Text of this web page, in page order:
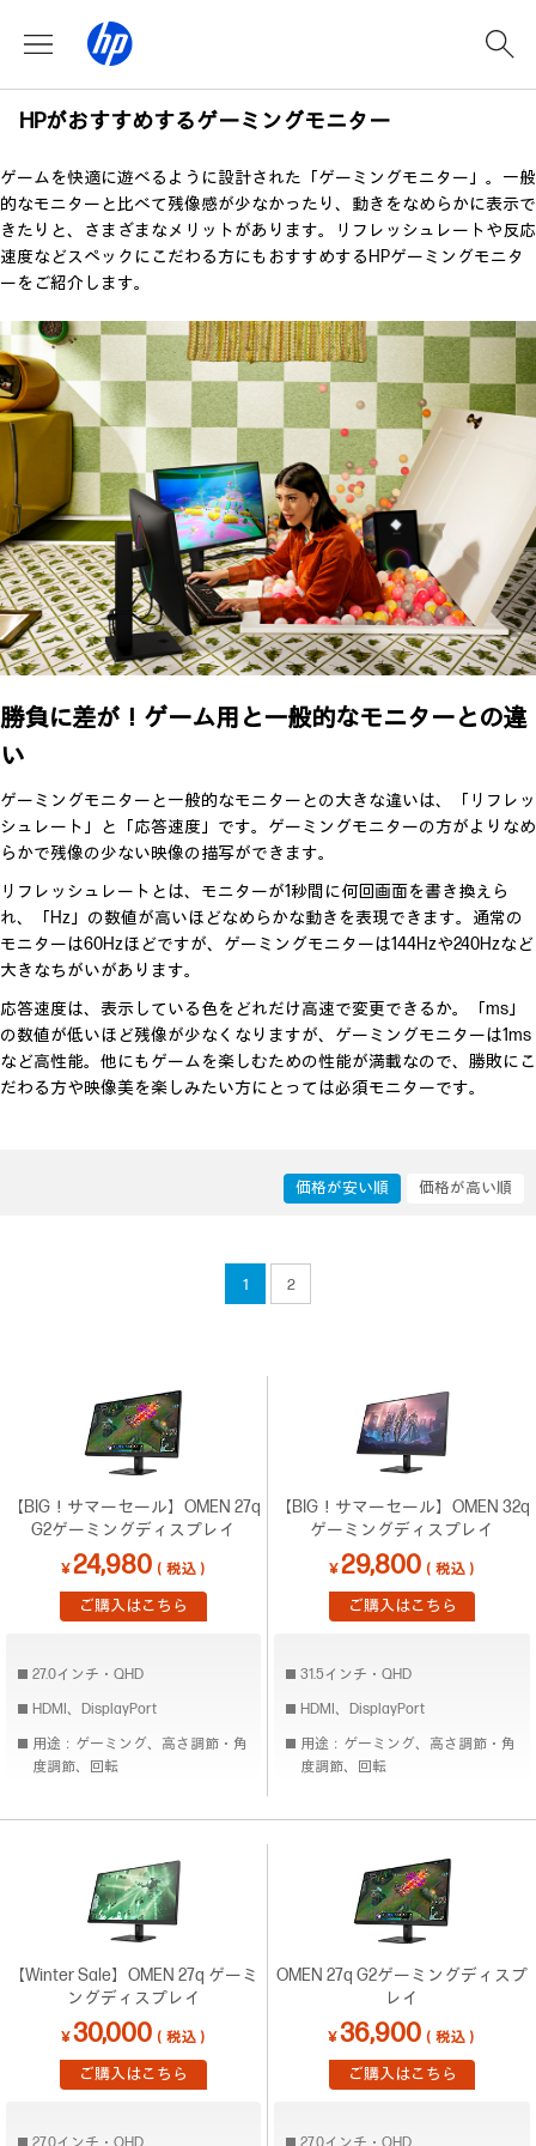
HPがおすすめするゲーミングモニター
ゲームを快適に遊べるように設計された「ゲーミングモニター」。一般
的なモニターと比べて残像感が少なかったり、動きをなめらかに表示で
きたりと、​さまざまなメリットがあります。リフレッシュレートや反応
速度などスペックにこだわる方にもおすすめするHPゲーミングモニタ
ーをご紹介します。
勝負に差が！ゲーム用と一般的なモニターとの違
い
ゲーミングモニターと一般的なモニターとの大きな違いは、「リフレッ
シュレート」と「応答速度」です。ゲーミングモニターの方がよりなめ
らかで残像の少ない映像の描写ができます。
リフレッシュレートとは、モニターが1秒間に何回画面を書き換えら
れ、「Hz」の数値が高いほどなめらかな動きを表現できます。通常の
モニターは60Hzほどですが、ゲーミングモニターは144Hzや240Hzなど
大きなちがいがあります。
応答速度は、表示している色をどれだけ高速で変更できるか。「ms」
の数値が低いほど残像が少なくなりますが、ゲーミングモニターは1ms
など高性能。他にもゲームを楽しむための性能が満載なので、勝敗にこ
だわる方や映像美を楽しみたい方にとっては必須モニターです。
価格が安い順 価格が高い順
1 2
【BIG！サマーセール】OMEN 27q
G2ゲーミングディスプレイ
￥ 24,980（税込）
ご購入はこちら
27.0インチ・QHD
HDMI、DisplayPort
用途：ゲーミング、高さ調節・角
度調節、回転
【BIG！サマーセール】OMEN 32q
ゲーミングディスプレイ
￥ 29,800（税込）
ご購入はこちら
31.5インチ・QHD
HDMI、DisplayPort
用途：ゲーミング、高さ調節・角
度調節、回転
【Winter Sale】OMEN 27q ゲーミ
ングディスプレイ
￥30,000（税込）
ご購入はこちら
OMEN 27q G2ゲーミングディスプ
レイ
￥36,900 （税込）
ご購入はこちら